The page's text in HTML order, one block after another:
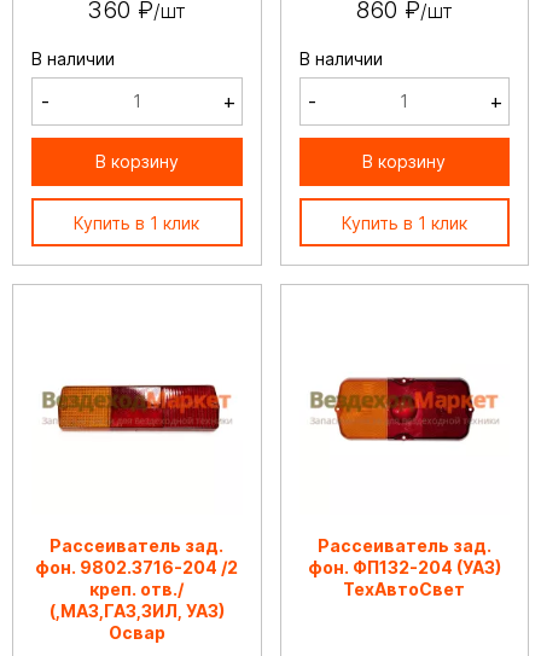
360 ₽/шт
В наличии
- +
В корзину
Купить в 1 клик
860 ₽/шт
В наличии
- +
В корзину
Купить в 1 клик
Рассеиватель зад.
фон. 9802.3716-204 /2
креп. отв./
(,МАЗ,ГАЗ,ЗИЛ, УАЗ)
Освар
Рассеиватель зад.
фон. ФП132-204 (УАЗ)
ТехАвтоСвет